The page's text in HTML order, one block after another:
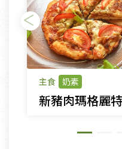
主食 奶素
新豬肉瑪格麗